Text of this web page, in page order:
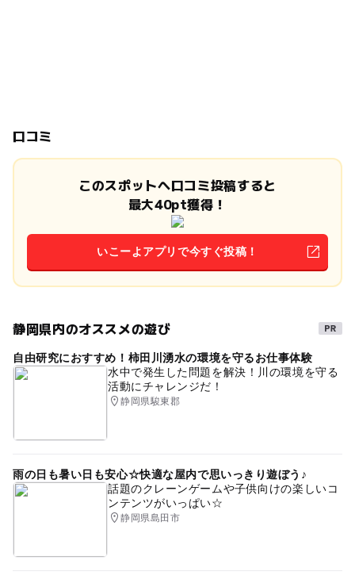
口コミ
このスポットへ口コミ投稿すると
最大40pt獲得！
いこーよアプリで今すぐ投稿！
静岡県内のオススメの遊び
自由研究におすすめ！柿田川湧水の環境を守るお仕事体験
水中で発生した問題を解決！川の環境を守る
活動にチャレンジだ！
静岡県駿東郡
雨の日も暑い日も安心☆快適な屋内で思いっきり遊ぼう♪
話題のクレーンゲームや子供向けの楽しいコ
ンテンツがいっぱい☆
静岡県島田市